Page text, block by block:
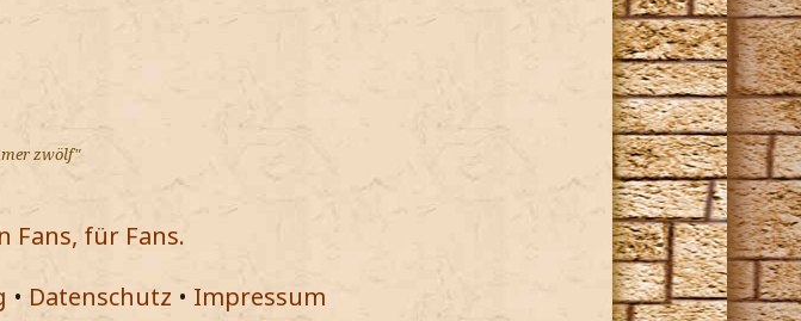
zwölf"
Fans, für Fans.
• Datenschutz • Impressum